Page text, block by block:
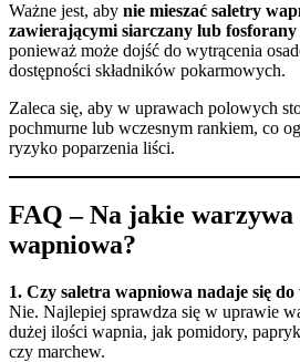
Ważne jest, aby nie mieszać saletry
zawierającymi siarczany lub fosforany
ponieważ może dojść do wytrącenia
dostępności składników pokarmowych.
Zaleca się, aby w uprawach polowych
pochmurne lub wczesnym rankiem, co
ryzyko poparzenia liści.
FAQ – Na jakie warzywa
wapniowa?
1. Czy saletra wapniowa nadaje się
Nie. Najlepiej sprawdza się w uprawie
dużej ilości wapnia, jak pomidory,
czy marchew.